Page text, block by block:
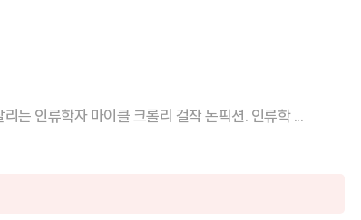
는 인류학자 마이클 크롤리 걸작 논픽션. 인류학 ...